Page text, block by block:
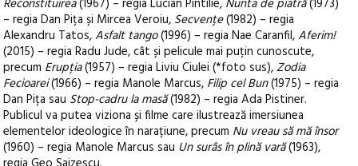
Reconstituirea(1967) – regia Lucian Pintilie, Nunta de piatră(1973)
– regia Dan Pița și Mircea Veroiu, Secvențe(1982) – regia
Alexandru Tatos,Asfalt tango(1996) – regia Nae Caranfil,Aferim!
(2015) – regia Radu Jude, cât și pelicule mai puțin cunoscute,
precum Erupția(1957) – regia Liviu Ciulei (*foto sus), Zodia
Fecioarei(1966) – regia Manole Marcus, Filip cel Bun(1975) – regia
Dan Pița sau Stop-cadru la masă(1982) – regia Ada Pistiner.
Publicul va putea viziona și filme care ilustrează imersiunea
elementelor ideologice în narațiune, precum Nu vreau să mă însor
(1960) – regia Manole Marcus sau Un surâs în plină vară(1963),